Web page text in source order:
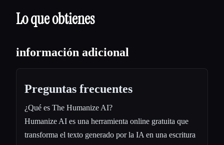
Lo que obtienes
información adicional
Preguntas frecuentes
¿Qué es The Humanize AI?
Humanize AI es una herramienta online gratuita que
transforma el texto generado por la IA en una escritura